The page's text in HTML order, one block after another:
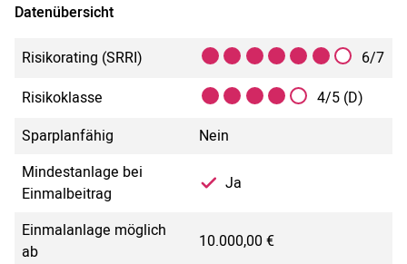
Datenübersicht
Risikorating (SRRI)
6/7
Risikoklasse
4/5 (D)
Sparplanfähig
Nein
Mindestanlage bei
Einmalbeitrag
Ja
Einmalanlage möglich
ab
10.000,00 €